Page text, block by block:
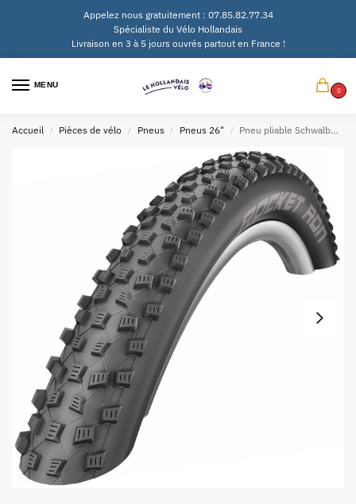
Appelez nous gratuitement : 07.85.82.77.34
Spécialiste du Vélo Hollandais
Livraison en 3 à 5 jours ouvrés partout en France !
MENU
0
Accueil / Pièces de vélo / Pneus / Pneus 26" / Pneu pliable Schwalbe Rocket Ron Performance Addix 26×2.25″ / 57-559